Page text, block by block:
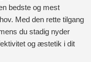
bedste og mest
Med den rette tilgang
du stadig nyder
og æstetik i dit